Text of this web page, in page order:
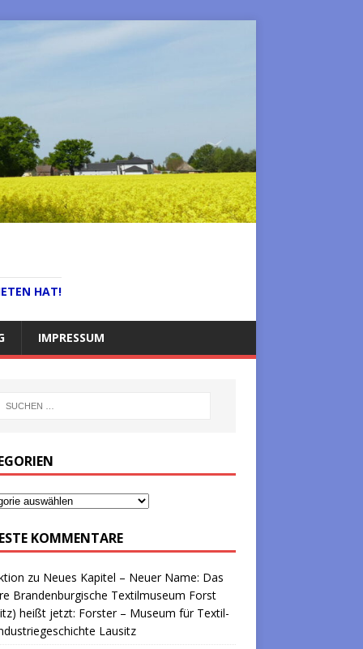
HAT!
IMPRESSUM
KOMMENTARE
zu Neues Kapitel – Neuer Name: Das
Brandenburgische Textilmuseum Forst
heißt jetzt: Forster – Museum für Textil-
Lausitz